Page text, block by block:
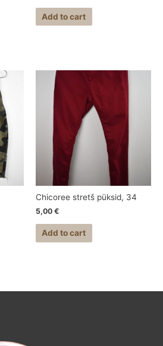
Add to cart
Chicoree stretš püksid, 34
5,00 €
Add to cart